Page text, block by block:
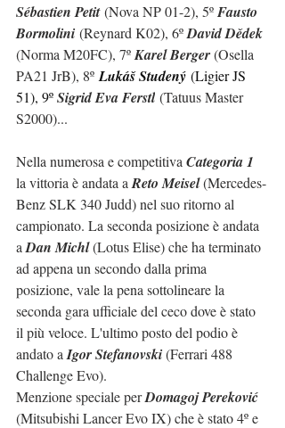
Sébastien Petit (Nova NP 01-2), 5º Fausto
Bormolini (Reynard K02), 6º David Dědek
(Norma M20FC), 7º Karel Berger (Osella
PA21 JrB), 8º Lukáš Studený (Ligier JS
51), 9º Sigrid Eva Ferstl (Tatuus Master
S2000)...
Nella numerosa e competitiva Categoria 1
la vittoria è andata a Reto Meisel (Mercedes-
Benz SLK 340 Judd) nel suo ritorno al
campionato. La seconda posizione è andata
a Dan Michl (Lotus Elise) che ha terminato
ad appena un secondo dalla prima
posizione, vale la pena sottolineare la
seconda gara ufficiale del ceco dove è stato
il più veloce. L'ultimo posto del podio è
andato a Igor Stefanovski (Ferrari 488
Challenge Evo).
Menzione speciale per Domagoj Pereković
(Mitsubishi Lancer Evo IX) che è stato 4º e